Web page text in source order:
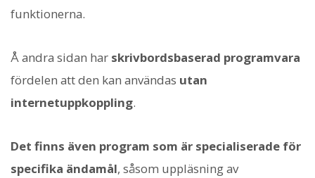
funktionerna.
Å andra sidan har skrivbordsbaserad programvara
fördelen att den kan användas utan
internetuppkoppling.
Det finns även program som är specialiserade för
specifika ändamål, såsom uppläsning av